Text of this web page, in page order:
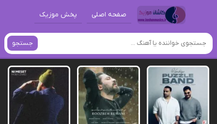
صفحه اصلی پخش موزیک
جستجو